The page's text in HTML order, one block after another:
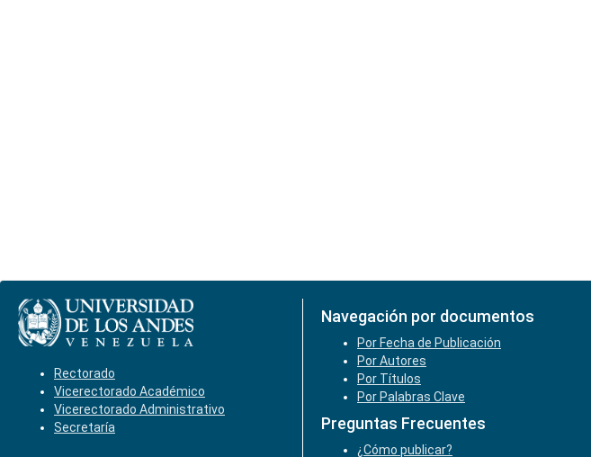
Rectorado
Vicerectorado Académico
Vicerectorado Administrativo
Secretaría
Navegación por documentos
Por Fecha de Publicación
Por Autores
Por Títulos
Por Palabras Clave
Preguntas Frecuentes
¿Cómo publicar?